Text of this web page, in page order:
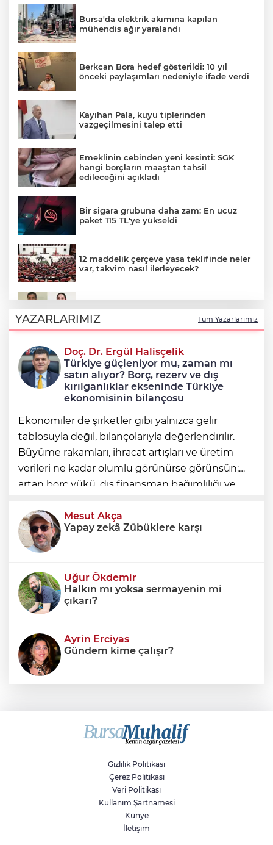
Bursa'da elektrik akımına kapılan
mühendis ağır yaralandı
Berkcan Bora hedef gösterildi: 10 yıl
önceki paylaşımları nedeniyle ifade verdi
Kayıhan Pala, kuyu tiplerinden
vazgeçilmesini talep etti
Emeklinin cebinden yeni kesinti: SGK
hangi borçların maaştan tahsil
edileceğini açıkladı
Bir sigara grubuna daha zam: En ucuz
paket 115 TL'ye yükseldi
12 maddelik çerçeve yasa teklifinde neler
var, takvim nasıl ilerleyecek?
tahliye olacak mı?
12 maddelik 'çerçeve yasa' teklifinin tam
metni
YAZARLARIMIZ Tüm Yazarlarımız
Doç. Dr. Ergül Halisçelik
Türkiye güçleniyor mu, zaman mı
satın alıyor? Borç, rezerv ve dış
kırılganlıklar ekseninde Türkiye
ekonomisinin bilançosu
Ekonomiler de şirketler gibi yalnızca gelir
tablosuyla değil, bilançolarıyla değerlendirilir.
Büyüme rakamları, ihracat artışları ve üretim
verileri ne kadar olumlu görünürse görünsün;
artan borç yükü, dış finansman bağımlılığı ve
alınmadığında ortaya eksik
Mesut Akça
Yapay zekâ Zübüklere karşı
Uğur Ökdemir
Halkın mı yoksa sermayenin mi
çıkarı?
Ayrin Erciyas
Gündem kime çalışır?
Savaşların gölgesinde engellilik,
doğa ve kaybedilen gelecek
Gizlilik Politikası
Çerez Politikası
Veri Politikası
Kullanım Şartnamesi
Künye
İletişim